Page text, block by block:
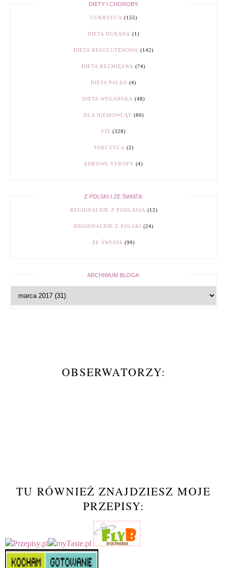
DIETY I CHOROBY:
CUKRZYCA (155)
DIETA DUKANA (1)
DIETA BEZGLUTENOWA (142)
DIETA BEZMIĘSNA (74)
DIETA PALEO (4)
DIETA WEGAŃSKA (48)
DLA NIEMOWLĄT (80)
FIT (328)
TARCZYCA (2)
ZDROWE SYROPY (4)
Z POLSKI I ZE ŚWIATA:
REGIONALNIE Z PODLASIA (12)
REGIONALNIE Z POLSKI (24)
ZE ŚWIATA (99)
ARCHIWUM BLOGA:
OBSERWATORZY:
TU RÓWNIEŻ ZNAJDZIESZ MOJE
PRZEPISY: